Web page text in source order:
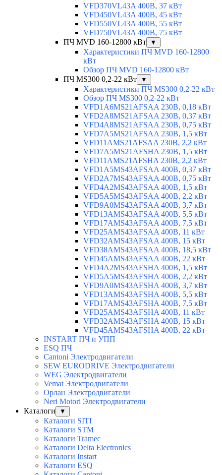
VFD370VL43A 400В, 37 кВт
VFD450VL43A 400В, 45 кВт
VFD550VL43A 400В, 55 кВт
VFD750VL43A 400В, 75 кВт
ПЧ MVD 160-12800 кВт
▼
Характеристики ПЧ MVD 160-12800
кВт
Обзор ПЧ MVD 160-12800 кВт
ПЧ MS300 0,2-22 кВт
▼
Характеристики ПЧ MS300 0,2-22 кВт
Обзор ПЧ MS300 0,2-22 кВт
VFD1A6MS21AFSAA 230В, 0,18 кВт
VFD2A8MS21AFSAA 230В, 0,37 кВт
VFD4A8MS21AFSAA 230В, 0,75 кВт
VFD7A5MS21AFSAA 230В, 1,5 кВт
VFD11AMS21AFSAA 230В, 2,2 кВт
VFD7A5MS21AFSHA 230В, 1,5 кВт
VFD11AMS21AFSHA 230В, 2,2 кВт
VFD1A5MS43AFSAA 400В, 0,37 кВт
VFD2A7MS43AFSAA 400В, 0,75 кВт
VFD4A2MS43AFSAA 400В, 1,5 кВт
VFD5A5MS43AFSAA 400В, 2,2 кВт
VFD9A0MS43AFSAA 400В, 3,7 кВт
VFD13AMS43AFSAA 400В, 5,5 кВт
VFD17AMS43AFSAA 400В, 7,5 кВт
VFD25AMS43AFSAA 400В, 11 кВт
VFD32AMS43AFSAA 400В, 15 кВт
VFD38AMS43AFSAA 400В, 18,5 кВт
VFD45AMS43AFSAA 400В, 22 кВт
VFD4A2MS43AFSHA 400В, 1,5 кВт
VFD5A5MS43AFSHA 400В, 2,2 кВт
VFD9A0MS43AFSHA 400В, 3,7 кВт
VFD13AMS43AFSHA 400В, 5,5 кВт
VFD17AMS43AFSHA 400В, 7,5 кВт
VFD25AMS43AFSHA 400В, 11 кВт
VFD32AMS43AFSHA 400В, 15 кВт
VFD45AMS43AFSHA 400В, 22 кВт
INSTART ПЧ и УПП
ESQ ПЧ
Cantoni Электродвигатели
SEW EURODRIVE Электродвигатели
WEG Электродвигатели
Vemat Электродвигатели
Орлан Электродвигатели
Neri Motori Электродвигатели
Каталоги
▼
Каталоги SITI
Каталоги STM
Каталоги Tramec
Каталоги Delta Electronics
Каталоги Instart
Каталоги ESQ